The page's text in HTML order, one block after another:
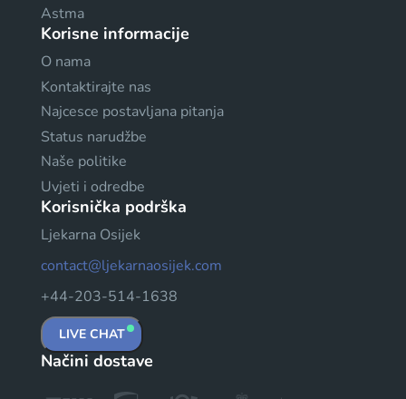
Astma
Korisne informacije
O nama
Kontaktirajte nas
Najcesce postavljana pitanja
Status narudžbe
Naše politike
Uvjeti i odredbe
Korisnička podrška
Ljekarna Osijek
contact@ljekarnaosijek.com
+44-203-514-1638
LIVE CHAT
Načini dostave